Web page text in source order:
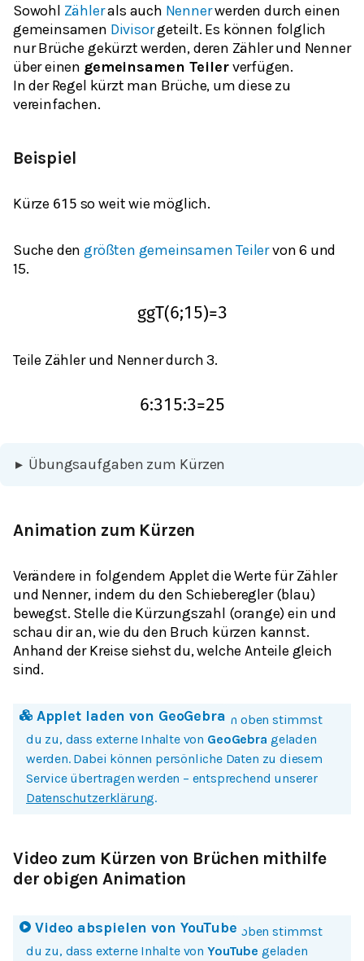
Sowohl Zählerals auch Nennerwerden durch einen
gemeinsamen Divisorgeteilt. Es können folglich
nur Brüche gekürzt werden, deren Zähler und Nenner
über einen gemeinsamen Teilerverfügen.
In der Regel kürzt man Brüche, um diese zu
vereinfachen.
Beispiel
Kürze 615 so weit wie möglich.
Suche dengrößten gemeinsamen Teilervon 6 und
15.
ggT(6;15)=3
Teile Zähler und Nenner durch 3.
6:315:3=25
▸ Übungsaufgaben zum Kürzen
Animation zum Kürzen
Verändere in folgendem Applet die Werte für Zähler
und Nenner, indem du den Schieberegler (blau)
bewegst. Stelle die Kürzungszahl (orange) ein und
schau dir an, wie du den Bruch kürzen kannst.
Anhand der Kreise siehst du, welche Anteile gleich
sind.
Applet laden von GeoGebra
Mit einem Klick auf Bild oder Button oben stimmst
du zu, dass externe Inhalte von GeoGebra geladen
werden. Dabei können persönliche Daten zu diesem
Service übertragen werden – entsprechend unserer
Datenschutzerklärung.
Video zum Kürzen von Brüchen mithilfe
der obigen Animation
Video abspielen von YouTube
Mit einem Klick auf Bild oder Button oben stimmst
du zu, dass externe Inhalte von YouTube geladen